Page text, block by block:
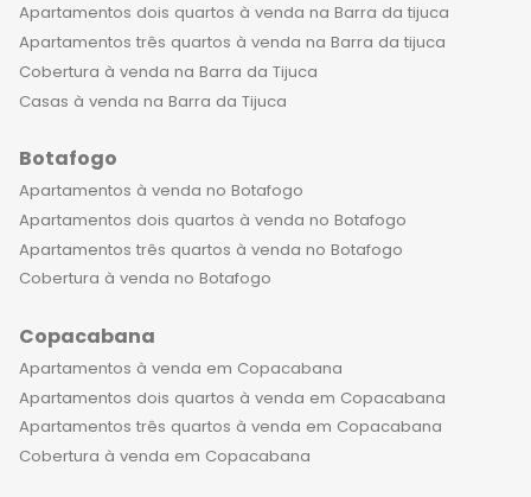
Apartamentos dois quartos à venda na Barra da tijuca
Apartamentos três quartos à venda na Barra da tijuca
Cobertura à venda na Barra da Tijuca
Casas à venda na Barra da Tijuca
Botafogo
Apartamentos à venda no Botafogo
Apartamentos dois quartos à venda no Botafogo
Apartamentos três quartos à venda no Botafogo
Cobertura à venda no Botafogo
Copacabana
Apartamentos à venda em Copacabana
Apartamentos dois quartos à venda em Copacabana
Apartamentos três quartos à venda em Copacabana
Cobertura à venda em Copacabana